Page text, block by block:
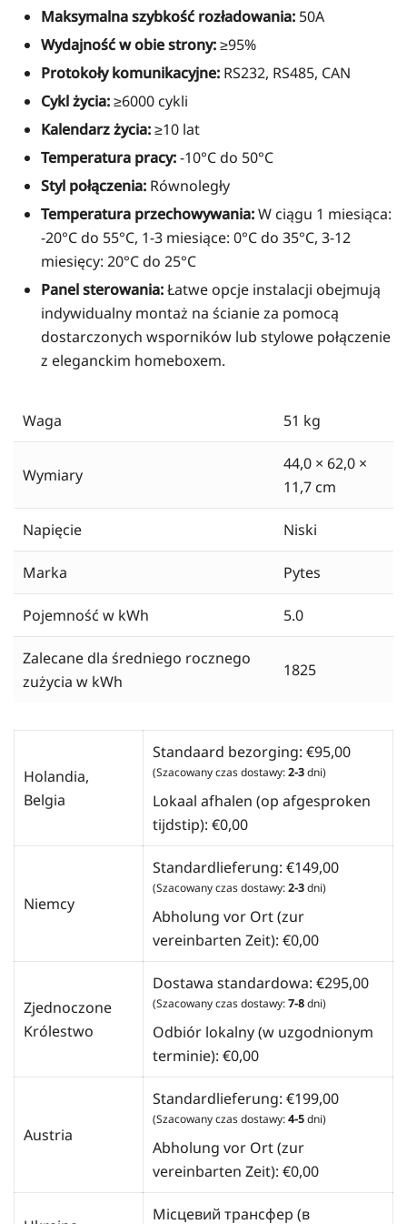
Maksymalna szybkość rozładowania: 50A
Wydajność w obie strony:≥95%
Protokoły komunikacyjne: RS232, RS485, CAN
Cykl życia:≥6000 cykli
Kalendarz życia:≥10 lat
Temperatura pracy:-10°C do 50°C
Styl połączenia: Równoległy
Temperatura przechowywania:W ciągu 1 miesiąca:
-20°C do 55°C, 1-3 miesiące: 0°C do 35°C, 3-12
miesięcy: 20°C do 25°C
Panel sterowania:Łatwe opcje instalacji obejmują
indywidualny montaż na ścianie za pomocą
dostarczonych wsporników lub stylowe połączenie
z eleganckim homeboxem.
Waga 51 kg
Wymiary
44,0 × 62,0 ×
11,7 cm
Napięcie Niski
Marka Pytes
Pojemność w kWh 5.0
Zalecane dla średniego rocznego
zużycia w kWh
1825
Holandia,
Belgia
Standaard bezorging: €95,00
(Szacowany czas dostawy:2-3dni)
Lokaal afhalen (op afgesproken
tijdstip): €0,00
Niemcy
Standardlieferung: €149,00
(Szacowany czas dostawy:2-3dni)
Abholung vor Ort (zur
vereinbarten Zeit): €0,00
Zjednoczone
Królestwo
Dostawa standardowa: €295,00
(Szacowany czas dostawy:7-8dni)
Odbiór lokalny (w uzgodnionym
terminie): €0,00
Austria
Standardlieferung: €199,00
(Szacowany czas dostawy:4-5dni)
Abholung vor Ort (zur
vereinbarten Zeit): €0,00
Місцевий трансфер (в